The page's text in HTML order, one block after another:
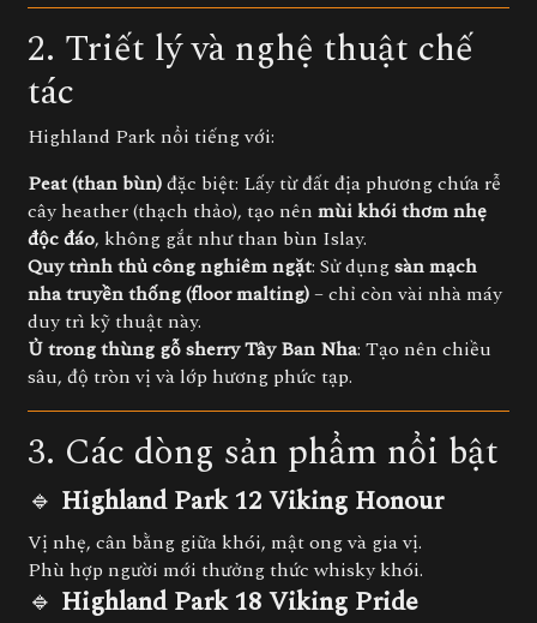
2. Triết lý và nghệ thuật chế
tác
Highland Park nổi tiếng với:
Peat (than bùn)đặc biệt: Lấy từ đất địa phương chứa rễ
cây heather (thạch thảo), tạo nên mùi khói thơm nhẹ
độc đáo, không gắt như than bùn Islay.
Quy trình thủ công nghiêm ngặt: Sử dụngsàn mạch
nha truyền thống (floor malting)– chỉ còn vài nhà máy
duy trì kỹ thuật này.
Ủ trong thùng gỗ sherry Tây Ban Nha: Tạo nên chiều
sâu, độ tròn vị và lớp hương phức tạp.
3. Các dòng sản phẩm nổi bật
🔹 Highland Park 12 Viking Honour
Vị nhẹ, cân bằng giữa khói, mật ong và gia vị.
Phù hợp người mới thưởng thức whisky khói.
🔹 Highland Park 18 Viking Pride